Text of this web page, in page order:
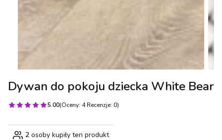
Dywan do pokoju dziecka White Bear
5.00(Oceny: 4 Recenzje: 0)
2 osoby kupiły ten produkt